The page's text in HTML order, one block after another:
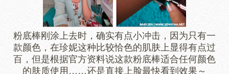
粉底棒刚涂上去时，确实有点小冲击，因为只有一
款颜色，在珍妮这种比较恰色的肌肤上显得有点过
百，但是根据官方资料说这款粉底棒适合任何颜色
的肤质使用……还是直接上脸最快看到效果～